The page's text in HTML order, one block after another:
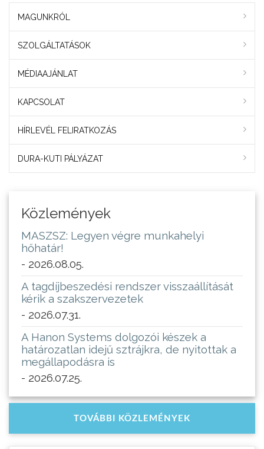
MAGUNKRÓL
SZOLGÁLTATÁSOK
MÉDIAAJÁNLAT
KAPCSOLAT
HÍRLEVÉL FELIRATKOZÁS
DURA-KUTI PÁLYÁZAT
Közlemények
MASZSZ: Legyen végre munkahelyi
hőhatár!
- 2026.08.05.
A tagdíjbeszedési rendszer visszaállítását
kérik a szakszervezetek
- 2026.07.31.
A Hanon Systems dolgozói készek a
határozatlan idejű sztrájkra, de nyitottak a
megállapodásra is
- 2026.07.25.
TOVÁBBI KÖZLEMÉNYEK